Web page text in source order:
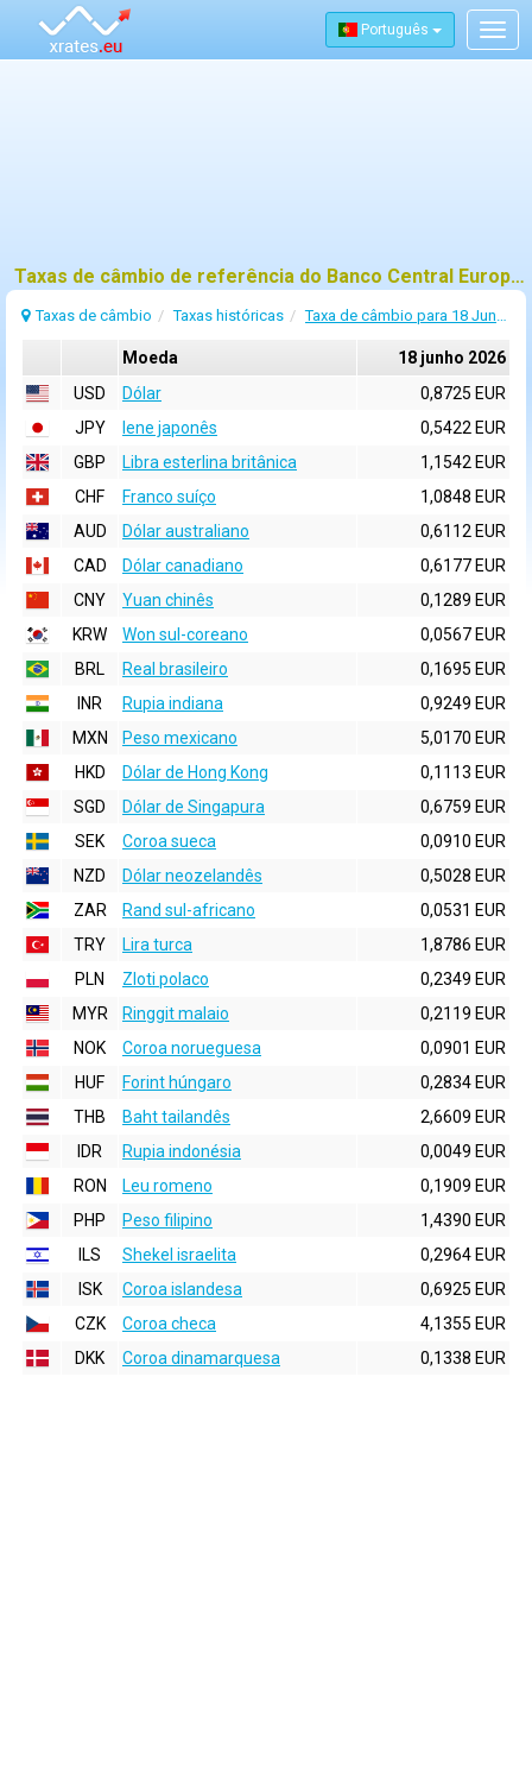
Português
Taxas de câmbio de referência do Banco Central Europeu (BCE) para 18 junho 2026
Taxas de câmbio Taxas históricas Taxa de câmbio para 18 Junho 2026
Moeda
18 junho 2026
USD
Dólar
0,8725 EUR
JPY
Iene japonês
0,5422 EUR
GBP
Libra esterlina britânica
1,1542 EUR
CHF
Franco suíço
1,0848 EUR
AUD
Dólar australiano
0,6112 EUR
CAD
Dólar canadiano
0,6177 EUR
CNY
Yuan chinês
0,1289 EUR
KRW
Won sul-coreano
0,0567 EUR
BRL
Real brasileiro
0,1695 EUR
INR
Rupia indiana
0,9249 EUR
MXN
Peso mexicano
5,0170 EUR
HKD
Dólar de Hong Kong
0,1113 EUR
SGD
Dólar de Singapura
0,6759 EUR
SEK
Coroa sueca
0,0910 EUR
NZD
Dólar neozelandês
0,5028 EUR
ZAR
Rand sul-africano
0,0531 EUR
TRY
Lira turca
1,8786 EUR
PLN
Zloti polaco
0,2349 EUR
MYR
Ringgit malaio
0,2119 EUR
NOK
Coroa norueguesa
0,0901 EUR
HUF
Forint húngaro
0,2834 EUR
THB
Baht tailandês
2,6609 EUR
IDR
Rupia indonésia
0,0049 EUR
RON
Leu romeno
0,1909 EUR
PHP
Peso filipino
1,4390 EUR
ILS
Shekel israelita
0,2964 EUR
ISK
Coroa islandesa
0,6925 EUR
CZK
Coroa checa
4,1355 EUR
DKK
Coroa dinamarquesa 0,1338 EUR